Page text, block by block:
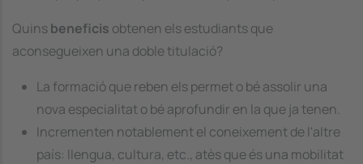
Quinsbeneficis obtenen els estudiants que
aconsegueixen una doble titulació?
La formació que reben els permet o bé assolir una
nova especialitat o bé aprofundir en la que ja tenen.
Incrementen notablement el coneixement de l'altre
país: llengua, cultura, etc., atès que és una mobilitat